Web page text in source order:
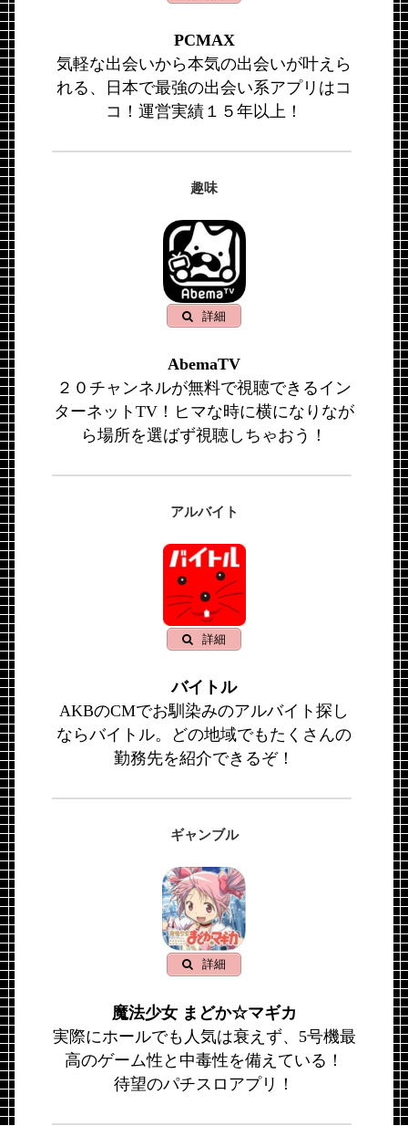
PCMAX
気軽な出会いから本気の出会いが叶えら
れる、日本で最強の出会い系アプリはコ
コ！運営実績１５年以上！
趣味
詳細
AbemaTV
２０チャンネルが無料で視聴できるイン
ターネットTV！ヒマな時に横になりなが
ら場所を選ばず視聴しちゃおう！
アルバイト
詳細
バイトル
AKBのCMでお馴染みのアルバイト探し
ならバイトル。どの地域でもたくさんの
勤務先を紹介できるぞ！
ギャンブル
詳細
魔法少女 まどか☆マギカ
実際にホールでも人気は衰えず、5号機最
高のゲーム性と中毒性を備えている！
待望のパチスロアプリ！